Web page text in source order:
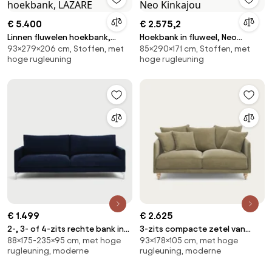
€ 5.400
Linnen fluwelen hoekbank,
LAZARE
93×279×206 cm, Stoffen, met
hoge rugleuning
€ 2.575,2
Hoekbank in fluweel, Neo
Kinkajou
85×290×171 cm, Stoffen, met
hoge rugleuning
€ 1.499
2-, 3- of 4-zits rechte bank in
gemêleerd polyester, LADY
88×175-235×95 cm, met hoge
rugleuning, moderne
€ 2.625
3-zits compacte zetel van
linnen fluweel, LAZARE
93×178×105 cm, met hoge
rugleuning, moderne